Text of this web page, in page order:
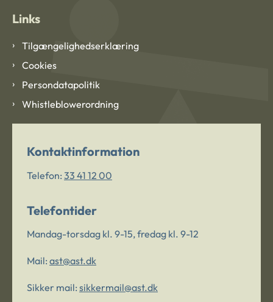
Links
Tilgængelighedserklæring
Cookies
Persondatapolitik
Whistleblowerordning
Kontaktinformation
Telefon: 33 41 12 00
Telefontider
Mandag-torsdag kl. 9-15, fredag kl. 9-12
Mail: ast@ast.dk
Sikker mail: sikkermail@ast.dk